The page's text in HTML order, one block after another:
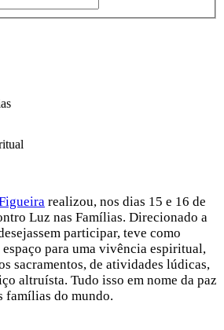
realizou, nos dias 15 e 16 de
Luz nas Famílias. Direcionado a
participar, teve como
para uma vivência espiritual,
sacramentos, de atividades lúdicas,
altruísta. Tudo isso em nome da paz
famílias do mundo.